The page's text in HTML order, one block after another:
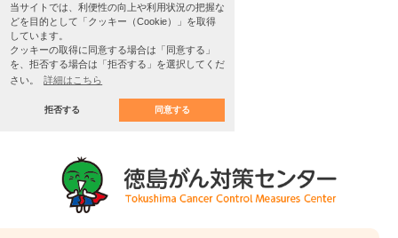
当サイトでは、利便性の向上や利用状況の把握な
どを目的として「クッキー（Cookie）」を取得
しています。
クッキーの取得に同意する場合は「同意する」
を、拒否する場合は「拒否する」を選択してくだ
さい。
詳細はこちら
拒否する 同意する